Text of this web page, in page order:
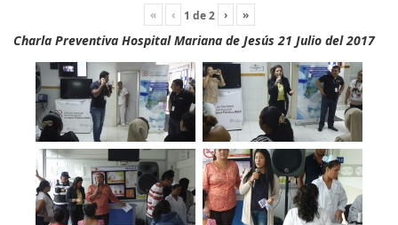
« ‹ 1 de2 › »
Charla Preventiva Hospital Mariana de Jesús 21 Julio del 2017